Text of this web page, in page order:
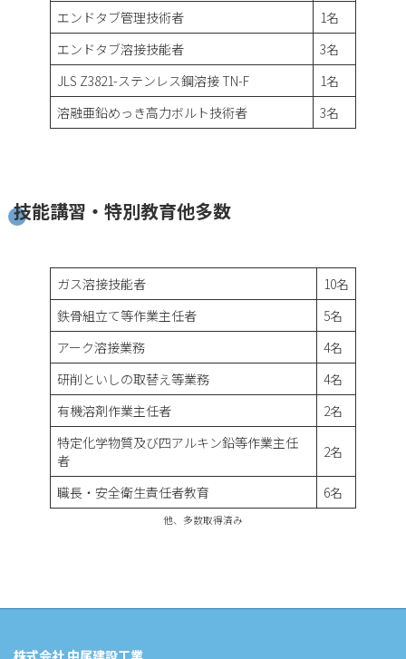
エンドタブ管理技術者
1名
エンドタブ溶接技能者
3名
JLS Z3821-ステンレス鋼溶接 TN-F
1名
溶融亜鉛めっき高力ボルト技術者
3名
技能講習・特別教育他多数
ガス溶接技能者
10名
鉄骨組立て等作業主任者
5名
アーク溶接業務
4名
研削といしの取替え等業務
4名
有機溶剤作業主任者
2名
特定化学物質及び四アルキン鉛等作業主任
者
2名
職長・安全衛生責任者教育 6名
他、多数取得済み
株式会社 中尾建設工業